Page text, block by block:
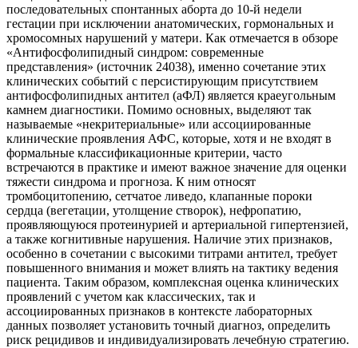
последовательных спонтанных аборта до 10-й недели
гестации при исключении анатомических, гормональных и
хромосомных нарушений у матери. Как отмечается в обзоре
«Антифосфолипидный синдром: современные
представления» (источник 24038), именно сочетание этих
клинических событий с персистирующим присутствием
антифосфолипидных антител (аФЛ) является краеугольным
камнем диагностики. Помимо основных, выделяют так
называемые «некритериальные» или ассоциированные
клинические проявления АФС, которые, хотя и не входят в
формальные классификационные критерии, часто
встречаются в практике и имеют важное значение для оценки
тяжести синдрома и прогноза. К ним относят
тромбоцитопению, сетчатое ливедо, клапанные пороки
сердца (вегетации, утолщение створок), нефропатию,
проявляющуюся протеинурией и артериальной гипертензией,
а также когнитивные нарушения. Наличие этих признаков,
особенно в сочетании с высокими титрами антител, требует
повышенного внимания и может влиять на тактику ведения
пациента. Таким образом, комплексная оценка клинических
проявлений с учетом как классических, так и
ассоциированных признаков в контексте лабораторных
данных позволяет установить точный диагноз, определить
риск рецидивов и индивидуализировать лечебную стратегию.